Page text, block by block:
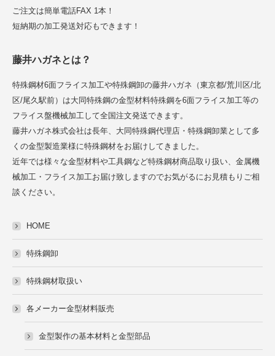
ご注文は簡単電話FAX 1本！
短納期の加工発送対応もできます！
藤井ハガネとは？
特殊鋼材6面フライス加工や特殊鋼卸の藤井ハガネ（東京都/荒川区/北
区/尾久駅前）は大同特殊鋼の金型材料特殊鋼を6面フライス加工等の
フライス盤機械加工して全国注文発送できます。
藤井ハガネ株式会社は長年、大同特殊鋼代理店・特殊鋼卸業として多
くの金型製造業様に特殊鋼材をお届けしてきました。
近年では様々な金型材料や工具鋼など特殊鋼材商品取り扱い、金属機
械加工・フライス加工お届け致しますのでお気がるにお見積もりご相
談ください。
HOME
特殊鋼卸
特殊鋼材取扱い
各メーカー金型材料販売
金型製作の基本材料と金型部品